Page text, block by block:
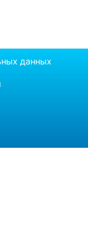
данных